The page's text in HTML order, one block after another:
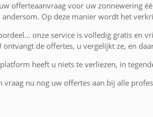
offerteaanvraag voor uw zonnewering
andersom. Op deze manier wordt het
onze service is volledig gratis
de offertes, u vergelijkt ze, en
heeft u niets te verliezen, in
vraag nu nog uw offertes aan bij alle